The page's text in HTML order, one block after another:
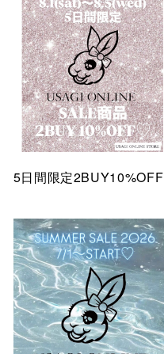
5日間限定2BUY10%OFF